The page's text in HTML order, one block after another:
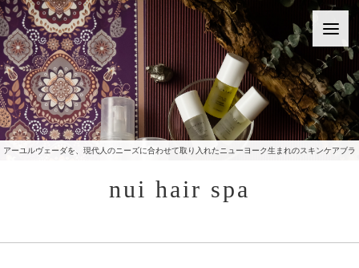
nui hair spa
アーユルヴェーダを、現代人のニーズに合わせて取り入れたニューヨーク生まれのスキンケアブラ